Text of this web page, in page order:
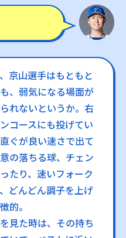
京山選手はもともと
、弱気になる場面が
れないというか。右
コースにも投げてい
ぐが良い速さで出て
の落ちる球、チェン
たり、速いフォーク
どんどん調子を上げ
的。
見た時は、その持ち